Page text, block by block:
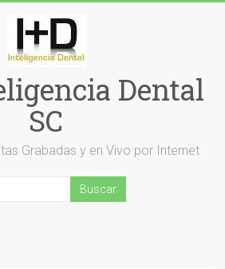
Dental
SC
Grabadas y en Vivo por Internet